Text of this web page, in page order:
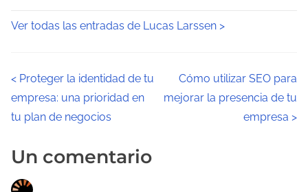
Ver todas las entradas de Lucas Larssen >
N
a
e
< Proteger la identidad de tu
empresa: una prioridad en
tu plan de negocios
Cómo utilizar SEO para
mejorar la presencia de tu
empresa >
Un comentario